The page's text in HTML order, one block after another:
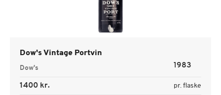
Dow's Vintage Portvin
Dow's 1983
1400 kr. pr. flaske